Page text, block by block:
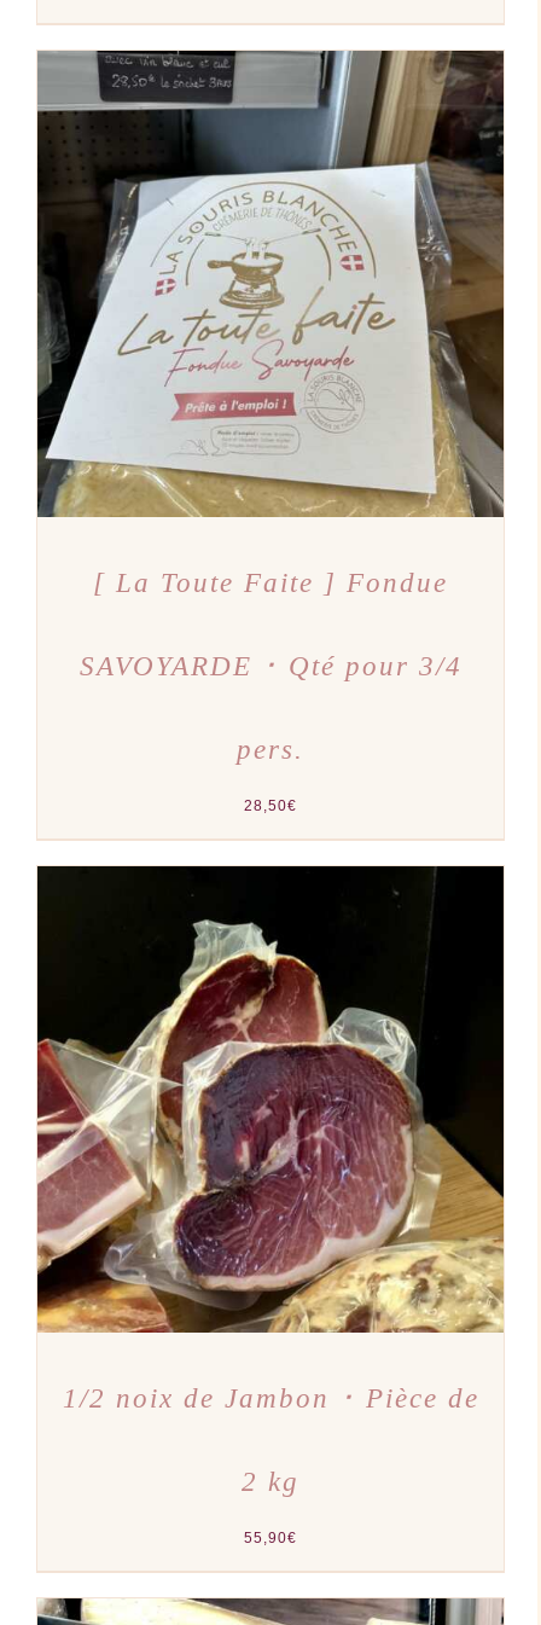
AJOUTER AU PANIER
/
DÉTAILS
[ La Toute Faite ] Fondue
SAVOYARDE ･ Qté pour 3/4
pers.
28,50€
AJOUTER AU PANIER
/
DÉTAILS
1/2 noix de Jambon ･ Pièce de
2 kg
55,90€